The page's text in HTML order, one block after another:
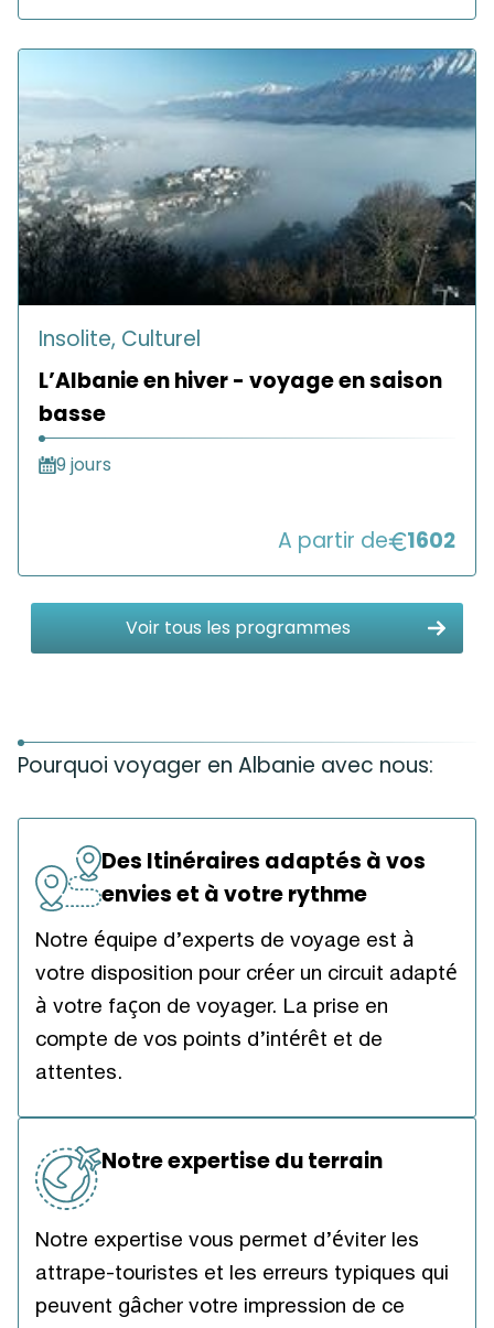
Insolite, Culturel
L’Albanie en hiver - voyage en saison
basse
9 jours
A partir de 1602
Voir tous les programmes
Pourquoi voyager en Albanie avec nous:
Des Itinéraires adaptés à vos
envies et à votre rythme
Notre équipe d’experts de voyage est à
votre disposition pour créer un circuit adapté
à votre façon de voyager. La prise en
compte de vos points d’intérêt et de
attentes.
Notre expertise du terrain
Notre expertise vous permet d’éviter les
attrape-touristes et les erreurs typiques qui
peuvent gâcher votre impression de ce